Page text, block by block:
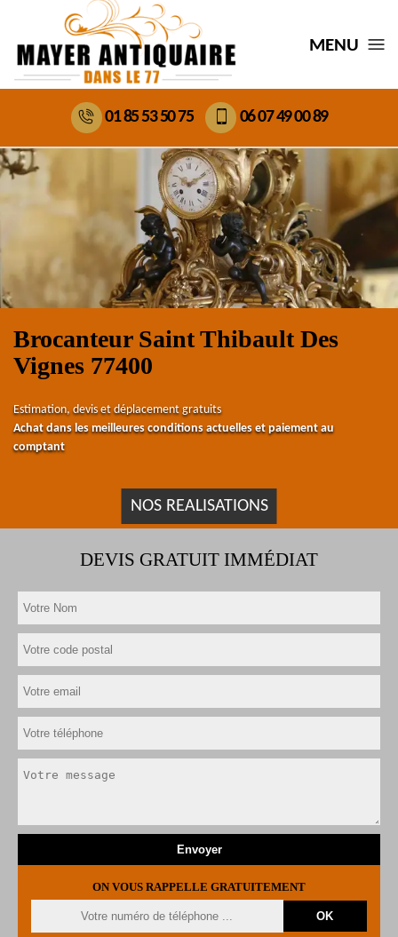
MENU
01 85 53 50 75 06 07 49 00 89
Brocanteur Saint Thibault Des
Vignes 77400
Estimation, devis et déplacement gratuits
Achat dans les meilleures conditions actuelles et paiement au
comptant
NOS REALISATIONS
DEVIS GRATUIT IMMÉDIAT
ON VOUS RAPPELLE GRATUITEMENT